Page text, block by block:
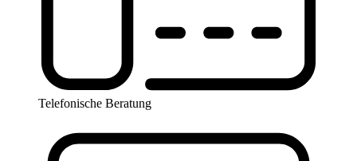
Telefonische Beratung